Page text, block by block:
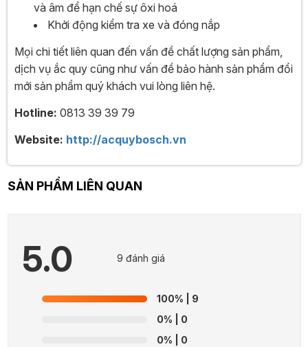
và âm để hạn chế sự ôxi hoá
Khởi động kiểm tra xe và đóng nắp
Mọi chi tiết liên quan đến vấn đề chất lượng sản phẩm,
dịch vụ ắc quy cũng như vấn đề bảo hành sản phẩm đổi
mới sản phẩm quý khách vui lòng liên hệ.
Hotline: 0813 39 39 79
Website: http://acquybosch.vn
SẢN PHẨM LIÊN QUAN
5.0 9 đánh giá
100% | 9
0% | 0
0% | 0